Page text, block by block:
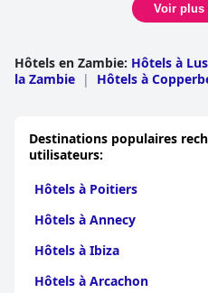
expressions positives telles que
Voir plus
Hôtels en Zambie: Hôtels à
la Zambie | Hôtels à
Destinations populaires
utilisateurs:
Hôtels à Poitiers
Hôtels à Annecy
Hôtels à Ibiza
Hôtels à Arcachon